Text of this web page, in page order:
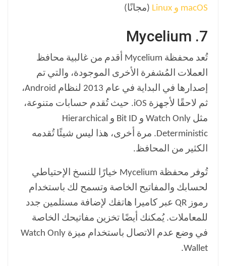
macOS و Linux
(مجانًا)
7. Mycelium
تُعد محفظة Mycelium أقدم من غالبية محافظ
العملات المُشفرة الأخرى الموجودة، والتي تم
إصدارها في البداية في عام 2013 لنظام Android،
ثم لاحقًا لأجهزة iOS. حيث تُقدم حسابات متنوعة،
مثل Watch Only و Bit ID و Hierarchical
Deterministic. مرة أخرى، هذا ليس شيئًا تُقدمه
الكثير من المحافظ.
تُوفر محفظة Mycelium خيارًا للنسخ الإحتياطي
لحسابك والمفاتيح الخاصة وتسمح لك باستخدام
رموز QR عبر كاميرا هاتفك لإضافة مستلمين جدد
للمعاملات. يُمكنك أيضًا تخزين مفاتيحك الخاصة
في وضع عدم الاتصال باستخدام ميزة Watch Only
Wallet.